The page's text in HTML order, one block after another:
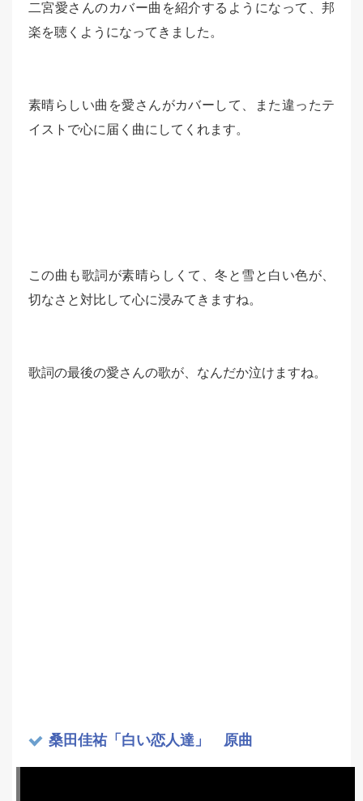
二宮愛さんのカバー曲を紹介するようになって、邦
楽を聴くようになってきました。
素晴らしい曲を愛さんがカバーして、また違ったテ
イストで心に届く曲にしてくれます。
この曲も歌詞が素晴らしくて、冬と雪と白い色が、
切なさと対比して心に浸みてきますね。
歌詞の最後の愛さんの歌が、なんだか泣けますね。
桑田佳祐「白い恋人達」 原曲